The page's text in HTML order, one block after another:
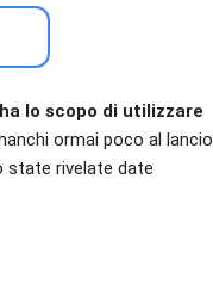
lo scopo di utilizzare
ormai poco al lancio
state rivelate date